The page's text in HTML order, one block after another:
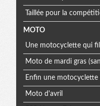
Taillée pour la
MOTO
Une motocyclette qui
Moto de mardi gras
Enfin une motocyclette
Moto d'avril